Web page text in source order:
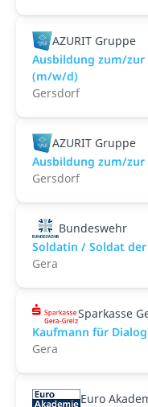
AZURIT Gruppe
Ausbildung zum/
(m/w/d)
Gersdorf
AZURIT Gruppe
Ausbildung zum/
Gersdorf
Bundeswehr
Soldatin / Soldat
Gera
Sparkasse
Kaufmann für
Gera
Euro